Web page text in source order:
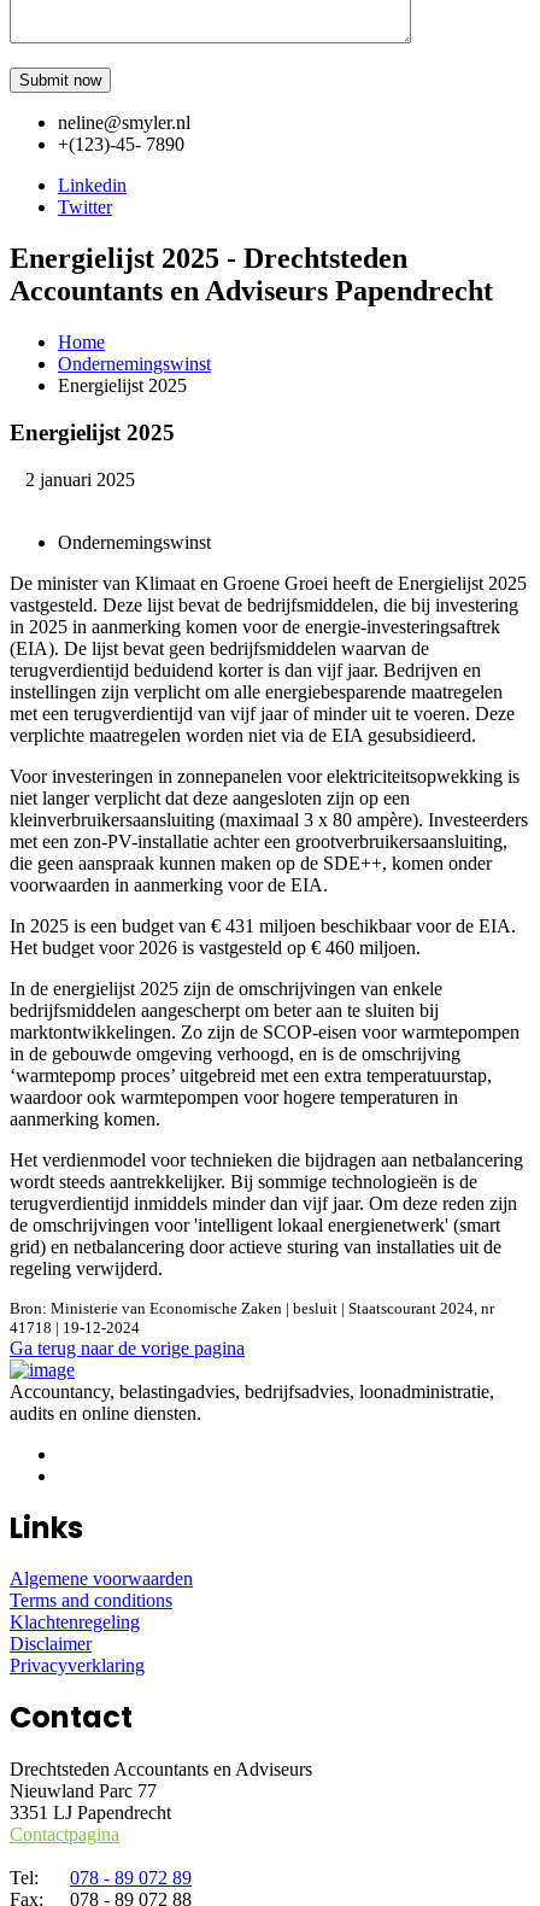
neline@smyler.nl
+(123)-45- 7890
Linkedin
Twitter
Energielijst 2025 - Drechtsteden
Accountants en Adviseurs Papendrecht
Home
Ondernemingswinst
Energielijst 2025
Energielijst 2025
2 januari 2025
Ondernemingswinst
De minister van Klimaat en Groene Groei heeft de Energielijst 2025
vastgesteld. Deze lijst bevat de bedrijfsmiddelen, die bij investering
in 2025 in aanmerking komen voor de energie-investeringsaftrek
(EIA). De lijst bevat geen bedrijfsmiddelen waarvan de
terugverdientijd beduidend korter is dan vijf jaar. Bedrijven en
instellingen zijn verplicht om alle energiebesparende maatregelen
met een terugverdientijd van vijf jaar of minder uit te voeren. Deze
verplichte maatregelen worden niet via de EIA gesubsidieerd.
Voor investeringen in zonnepanelen voor elektriciteitsopwekking is
niet langer verplicht dat deze aangesloten zijn op een
kleinverbruikersaansluiting (maximaal 3 x 80 ampère). Investeerders
met een zon-PV-installatie achter een grootverbruikersaansluiting,
die geen aanspraak kunnen maken op de SDE++, komen onder
voorwaarden in aanmerking voor de EIA.
In 2025 is een budget van € 431 miljoen beschikbaar voor de EIA.
Het budget voor 2026 is vastgesteld op € 460 miljoen.
In de energielijst 2025 zijn de omschrijvingen van enkele
bedrijfsmiddelen aangescherpt om beter aan te sluiten bij
marktontwikkelingen. Zo zijn de SCOP-eisen voor warmtepompen
in de gebouwde omgeving verhoogd, en is de omschrijving
‘warmtepomp proces’ uitgebreid met een extra temperatuurstap,
waardoor ook warmtepompen voor hogere temperaturen in
aanmerking komen.
Het verdienmodel voor technieken die bijdragen aan netbalancering
wordt steeds aantrekkelijker. Bij sommige technologieën is de
terugverdientijd inmiddels minder dan vijf jaar. Om deze reden zijn
de omschrijvingen voor 'intelligent lokaal energienetwerk' (smart
grid) en netbalancering door actieve sturing van installaties uit de
regeling verwijderd.
Bron: Ministerie van Economische Zaken | besluit | Staatscourant 2024, nr
41718 | 19-12-2024
Ga terug naar de vorige pagina
Accountancy, belastingadvies, bedrijfsadvies, loonadministratie,
audits en online diensten.
Links
Algemene voorwaarden
Terms and conditions
Klachtenregeling
Disclaimer
Privacyverklaring
Contact
Drechtsteden Accountants en Adviseurs
Nieuwland Parc 77
3351 LJ Papendrecht
Contactpagina
Tel:
078 - 89 072 89
Fax:
078 - 89 072 88